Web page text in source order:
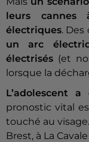
leurs
électriques.
un arc
électrisés (et
lorsque la
L’adolescent
pronostic vital
touché au
Brest, à La